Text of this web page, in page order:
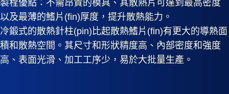
製程優點：不需昂貴的模具、其散熱片可達到最高密度
以及最薄的鰭片(fin)厚度，提升散熱能力。
冷鍛式的散熱針柱(pin)比起散熱鰭片(fin)有更大的導熱面
積和散熱空間。其尺寸和形狀精度高、內部密度和強度
高、表面光滑、加工工序少，易於大批量生產。